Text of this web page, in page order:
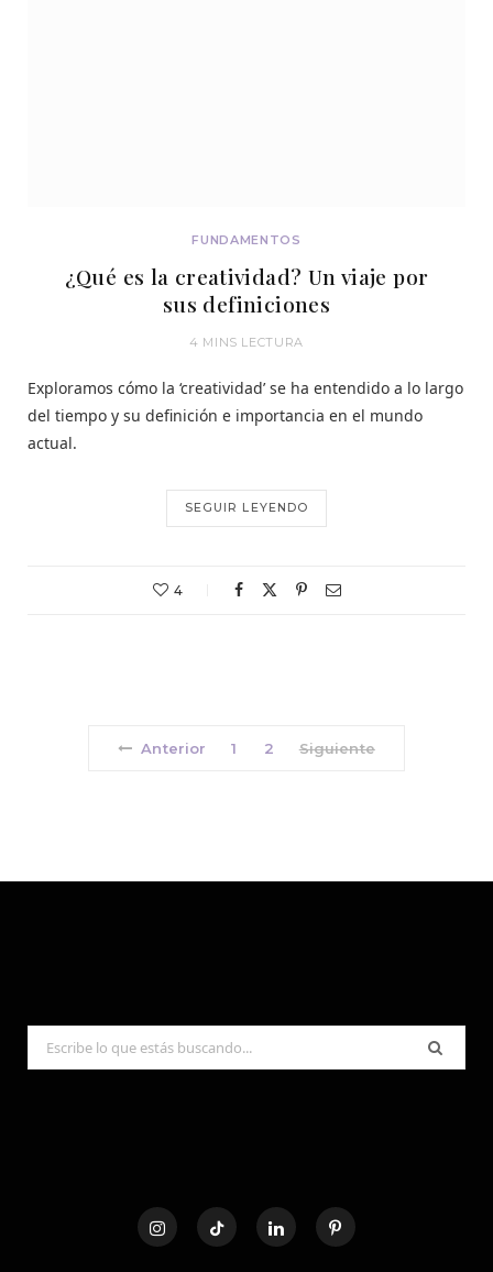
FUNDAMENTOS
¿Qué es la creatividad? Un viaje por
sus definiciones
4 MINS LECTURA
Exploramos cómo la ‘creatividad’ se ha entendido a lo largo
del tiempo y su definición e importancia en el mundo
actual.
SEGUIR LEYENDO
4
Anterior 1 2 Siguiente
Search
for: